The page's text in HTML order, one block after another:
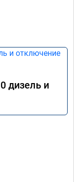
дизель и